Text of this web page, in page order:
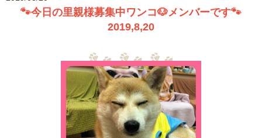
🐾今日の里親様募集中ワンコ🐶メンバーです🐾
2019,8,20